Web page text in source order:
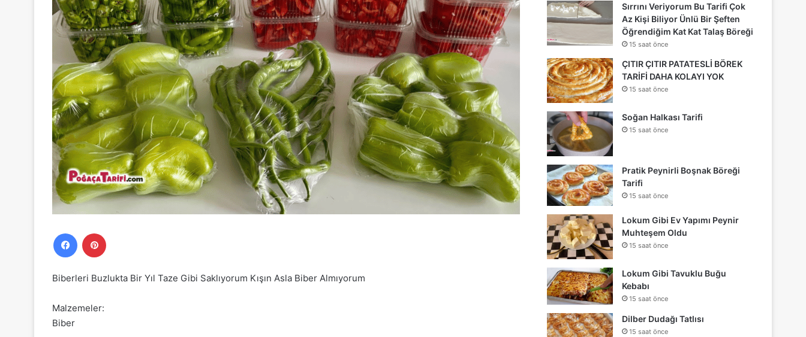
Facebook
Biberleri Buzlukta Bir Yıl Taze Gibi Saklıyorum Kışın Asla Biber Almıyorum
Malzemeler:
Biber
Sırrını Veriyorum Bu Tarifi Çok
Az Kişi Biliyor Ünlü Bir Şeften
Öğrendiğim Kat Kat Talaş Böreği
15 saat önce
ÇITIR ÇITIR PATATESLİ BÖREK
TARİFİ DAHA KOLAYI YOK
15 saat önce
Soğan Halkası Tarifi
15 saat önce
Pratik Peynirli Boşnak Böreği
Tarifi
15 saat önce
Lokum Gibi Ev Yapımı Peynir
Muhteşem Oldu
15 saat önce
Lokum Gibi Tavuklu Buğu
Kebabı
15 saat önce
Dilber Dudağı Tatlısı
15 saat önce